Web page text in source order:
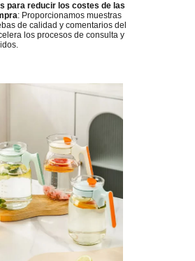
para reducir los costes de las
: Proporcionamos muestras
de calidad y comentarios del
los procesos de consulta y